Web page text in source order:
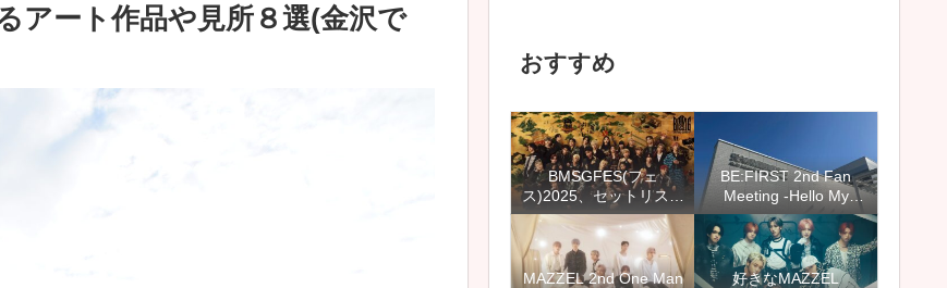
アート作品や見所８選(金沢で
おすすめ
BMSGFES(フェ
ス)2025、セットリスト
(セトリ)と感想
BE:FIRST 2nd Fan
Meeting -Hello My
“BESTY” vol.2-愛知公演
のセトリとレポ＆感想
【ファンミ＠スカイエ
キスポ】
MAZZEL 2nd One Man
好きなMAZZEL